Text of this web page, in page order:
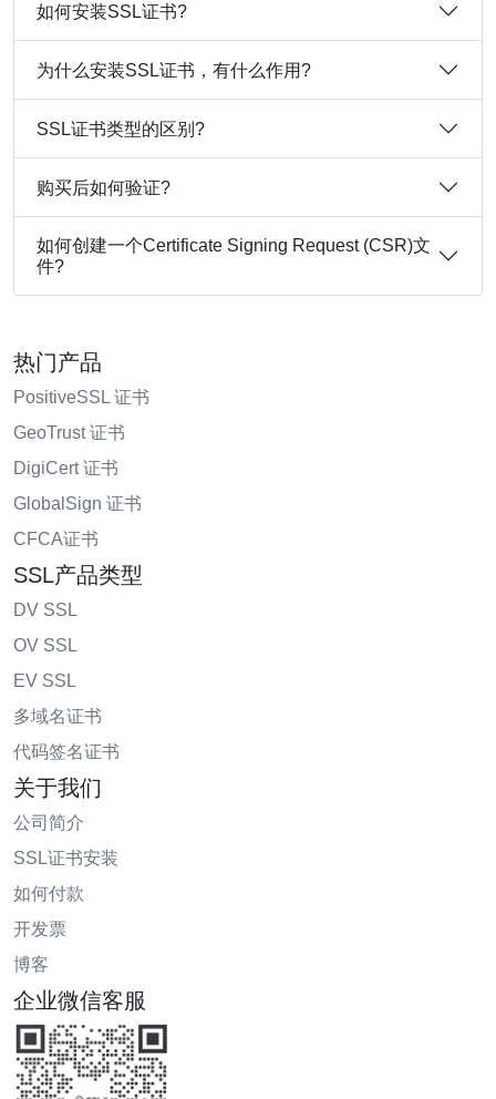
如何安装SSL证书?
为什么安装SSL证书，有什么作用?
SSL证书类型的区别?
购买后如何验证?
如何创建一个Certificate Signing Request (CSR)文
件?
热门产品
PositiveSSL 证书
GeoTrust 证书
DigiCert 证书
GlobalSign 证书
CFCA证书
SSL产品类型
DV SSL
OV SSL
EV SSL
多域名证书
代码签名证书
关于我们
公司简介
SSL证书安装
如何付款
开发票
博客
企业微信客服